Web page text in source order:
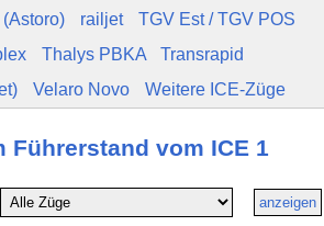
railjet
TGV Est / TGV POS
Thalys PBKA
Transrapid
Velaro Novo Weitere ICE‑Züge
Führerstand vom ICE 1